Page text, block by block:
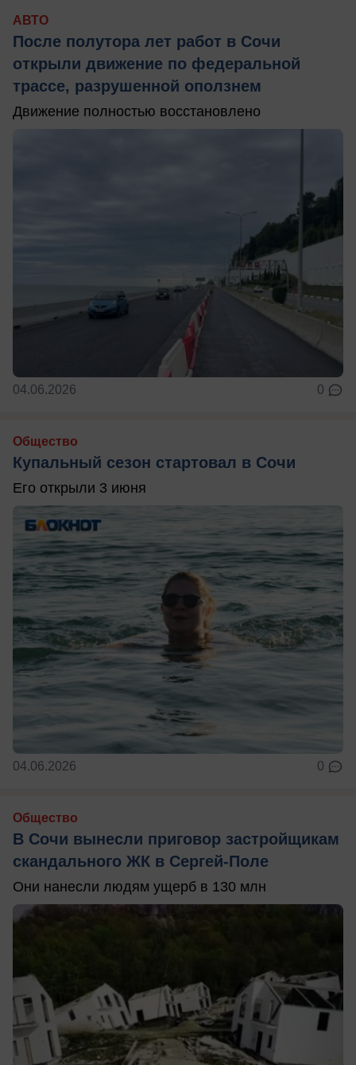
АВТО
После полутора лет работ в Сочи
открыли движение по федеральной
трассе, разрушенной оползнем
Движение полностью восстановлено
04.06.2026 0
Общество
Купальный сезон стартовал в Сочи
Его открыли 3 июня
04.06.2026 0
Общество
В Сочи вынесли приговор застройщикам
скандального ЖК в Сергей-Поле
Они нанесли людям ущерб в 130 млн